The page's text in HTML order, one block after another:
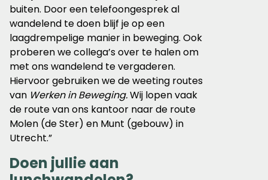
buiten. Door een telefoongesprek al
wandelend te doen blijf je op een
laagdrempelige manier in beweging. Ook
proberen we collega’s over te halen om
met ons wandelend te vergaderen.
Hiervoor gebruiken we de weeting routes
van Werken in Beweging.Wij lopen vaak
de route van ons kantoor naar de route
Molen (de Ster) en Munt (gebouw) in
Utrecht.”
Doen jullie aan